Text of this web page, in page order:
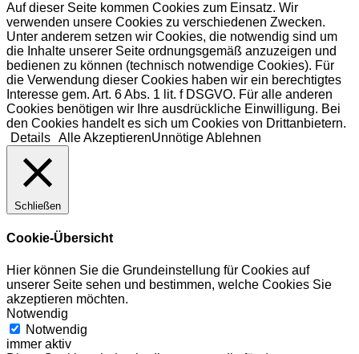
Auf dieser Seite kommen Cookies zum Einsatz. Wir
verwenden unsere Cookies zu verschiedenen Zwecken.
Unter anderem setzen wir Cookies, die notwendig sind um
die Inhalte unserer Seite ordnungsgemäß anzuzeigen und
bedienen zu können (technisch notwendige Cookies). Für
die Verwendung dieser Cookies haben wir ein berechtigtes
Interesse gem. Art. 6 Abs. 1 lit. f DSGVO. Für alle anderen
Cookies benötigen wir Ihre ausdrückliche Einwilligung. Bei
den Cookies handelt es sich um Cookies von Drittanbietern.
Details Alle AkzeptierenUnnötige Ablehnen
Schließen
Cookie-Übersicht
Hier können Sie die Grundeinstellung für Cookies auf
unserer Seite sehen und bestimmen, welche Cookies Sie
akzeptieren möchten.
Notwendig
Notwendig
immer aktiv